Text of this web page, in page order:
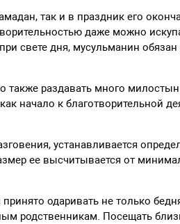
так и в праздник его
даже можно
свете дня, мусульманин
также раздавать много
начало к благотворительной
устанавливается
ее высчитывается от
одаривать не только
родственникам. Посещать